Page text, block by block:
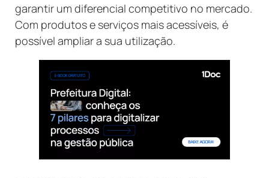
garantir um diferencial competitivo no mercado.
Com produtos e serviços mais acessíveis, é
possível ampliar a sua utilização.